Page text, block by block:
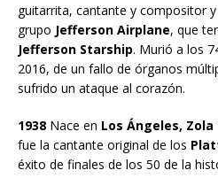
guitarrita, cantante y compositor
grupo Jefferson Airplane, que
Jefferson Starship. Murió a los
2016, de un fallo de órganos
sufrido un ataque al corazón.
1938 Nace en Los Ángeles,
fue la cantante original de los
éxito de finales de los 50 de la